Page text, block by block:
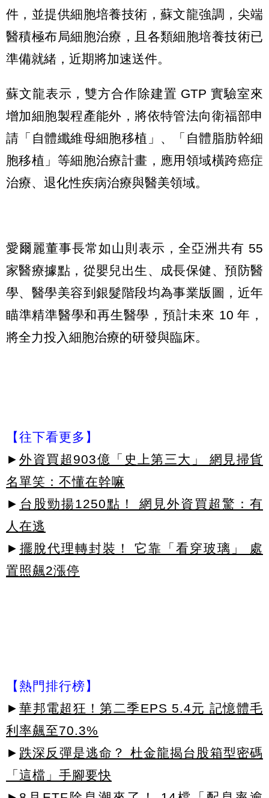
件，並提供細胞培養技術，蘇文龍強調，尖端
醫積極布局細胞治療，且各類細胞培養技術已
準備就緒，近期將加速送件。
蘇文龍表示，雙方合作除建置 GTP 實驗室來
增加細胞製程產能外，將依特管法向衛福部申
請「自體纖維母細胞移植」、「自體脂肪幹細
胞移植」等細胞治療計畫，應用領域橫跨癌症
治療、退化性疾病治療與醫美領域。
愛爾麗董事長常如山則表示，全亞洲共有 55
家醫療據點，從嬰兒出生、成長保健、預防醫
學、醫學美容到銀髮階段均為事業版圖，近年
瞄準精準醫學和再生醫學，預計未來 10 年，
將全力投入細胞治療的研發與臨床。
【往下看更多】
► 外資買超903億「史上第三大」 網見掃貨
名單笑：不懂在幹嘛
► 台股勁揚1250點！ 網見外資買超驚：有
人在逃
► 擺脫代理轉封裝！ 它靠「看穿玻璃」 處
置照飆2漲停
【熱門排行榜】
► 華邦電超狂！第二季EPS 5.4元 記憶體毛
利率飆至70.3%
► 跌深反彈是逃命？ 杜金龍揭台股箱型密碼
「這檔」手腳要快